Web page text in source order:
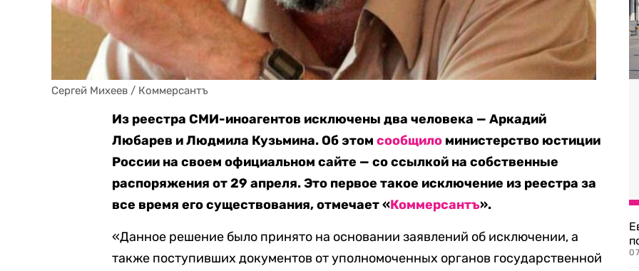
Сергей Михеев / Коммерсантъ
Из реестра СМИ-иноагентов исключены два человека — Аркадий
Любарев и Людмила Кузьмина. Об этомсообщило министерство юстиции
России на своем официальном сайте — со ссылкой на собственные
распоряжения от 29 апреля. Это первое такое исключение из реестра за
все время его существования, отмечает «Коммерсантъ».
«Данное решение было принято на основании заявлений об исключении, а
также поступивших документов от уполномоченных органов государственной